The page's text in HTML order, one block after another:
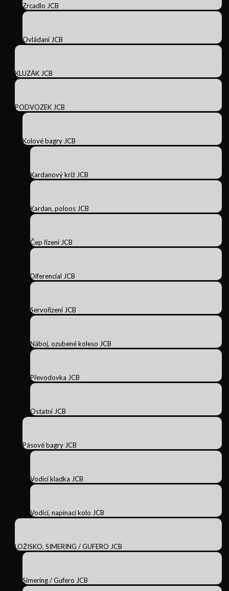
Zrcadlo JCB
Ovládaní JCB
KLUZÁK JCB
PODVOZEK JCB
Kolové bagry JCB
Kardanový kríž JCB
Kardan, poloos JCB
Čep řízení JCB
Diferencial JCB
Servořízení JCB
Náboj, ozubené koleso JCB
Převodovka JCB
Ostatní JCB
Pásové bagry JCB
Vodicí kladka JCB
Vodící, napínací kolo JCB
LOŽISKO, SIMERING / GUFERO JCB
Simering / Gufero JCB